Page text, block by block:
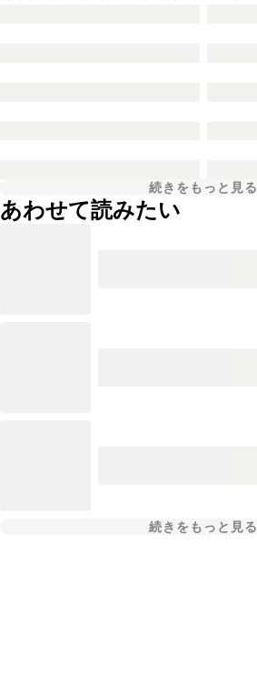
続きをもっと見る
あわせて読みたい
続きをもっと見る